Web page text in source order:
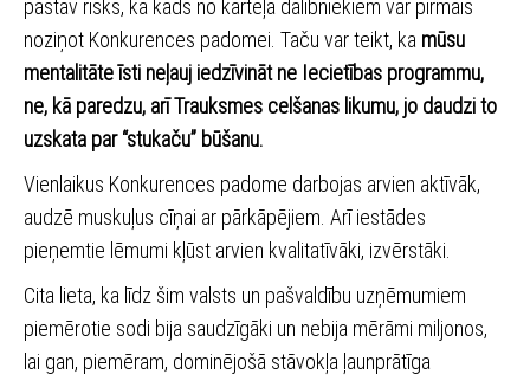
pastāv risks, ka kāds no karteļa dalībniekiem var pirmais
noziņot Konkurences padomei. Taču var teikt, ka mūsu
mentalitāte īsti neļauj iedzīvināt ne Iecietības programmu,
ne, kā paredzu, arī Trauksmes celšanas likumu, jo daudzi to
uzskata par “stukaču” būšanu.
Vienlaikus Konkurences padome darbojas arvien aktīvāk,
audzē muskuļus cīņai ar pārkāpējiem. Arī iestādes
pieņemtie lēmumi kļūst arvien kvalitatīvāki, izvērstāki.
Cita lieta, ka līdz šim valsts un pašvaldību uzņēmumiem
piemērotie sodi bija saudzīgāki un nebija mērāmi miljonos,
lai gan, piemēram, dominējošā stāvokļa ļaunprātīga